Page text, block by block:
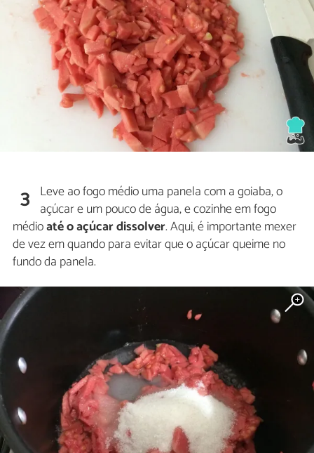
3 Leve ao fogo médio uma panela com a goiaba, o
açúcar e um pouco de água, e cozinhe em fogo
médioaté o açúcar dissolver. Aqui, é importante mexer
de vez em quando para evitar que o açúcar queime no
fundo da panela.